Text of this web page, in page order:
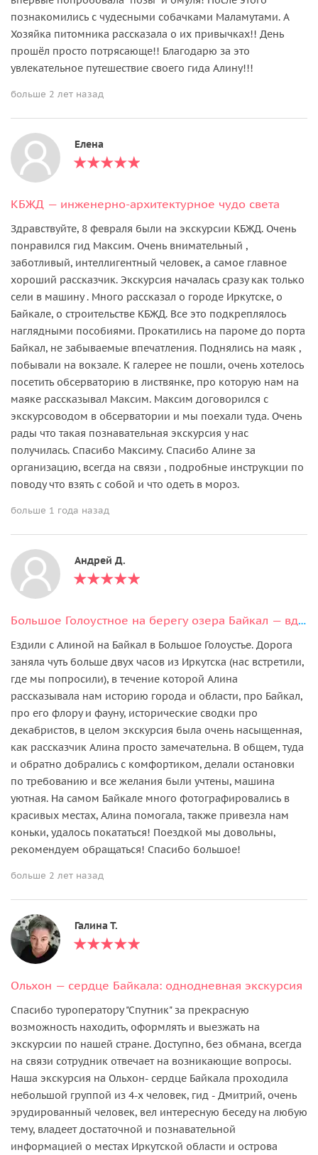
познакомились с чудесными собачками Маламутами. А
Хозяйка питомника рассказала о их привычках!! День
прошёл просто потрясающе!! Благодарю за это
увлекательное путешествие своего гида Алину!!!
больше 2 лет назад
Елена
КБЖД — инженерно-архитектурное чудо света
Здравствуйте, 8 февраля были на экскурсии КБЖД. Очень
понравился гид Максим. Очень внимательный ,
заботливый, интеллигентный человек, а самое главное
хороший рассказчик. Экскурсия началась сразу как только
сели в машину . Много рассказал о городе Иркутске, о
Байкале, о строительстве КБЖД. Все это подкреплялось
наглядными пособиями. Прокатились на пароме до порта
Байкал, не забываемые впечатления. Поднялись на маяк ,
побывали на вокзале. К галерее не пошли, очень хотелось
посетить обсерваторию в листвянке, про которую нам на
маяке рассказывал Максим. Максим договорился с
экскурсоводом в обсерватории и мы поехали туда. Очень
рады что такая познавательная экскурсия у нас
получилась. Спасибо Максиму. Спасибо Алине за
организацию, всегда на связи , подробные инструкции по
поводу что взять с собой и что одеть в мороз.
больше 1 года назад
Андрей Д.
Большое Голоустное на берегу озера Байкал — вдохновение прекрасным
Ездили с Алиной на Байкал в Большое Голоустье. Дорога
заняла чуть больше двух часов из Иркутска (нас встретили,
где мы попросили), в течение которой Алина
рассказывала нам историю города и области, про Байкал,
про его флору и фауну, исторические сводки про
декабристов, в целом экскурсия была очень насыщенная,
как рассказчик Алина просто замечательна. В общем, туда
и обратно добрались с комфортиком, делали остановки
по требованию и все желания были учтены, машина
уютная. На самом Байкале много фотографировались в
красивых местах, Алина помогала, также привезла нам
коньки, удалось покататься! Поездкой мы довольны,
рекомендуем обращаться! Спасибо большое!
больше 2 лет назад
Галина Т.
Ольхон — сердце Байкала: однодневная экскурсия
Спасибо туроператору "Спутник" за прекрасную
возможность находить, оформлять и выезжать на
экскурсии по нашей стране. Доступно, без обмана, всегда
на связи сотрудник отвечает на возникающие вопросы.
Наша экскурсия на Ольхон- сердце Байкала проходила
небольшой группой из 4-х человек, гид - Дмитрий, очень
эрудированный человек, вел интересную беседу на любую
тему, владеет достаточной и познавательной
информацией о местах Иркутской области и острова